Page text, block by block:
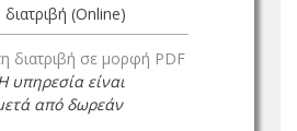
(Online)
διατριβή σε μορφή PDF
υπηρεσία είναι
από δωρεάν